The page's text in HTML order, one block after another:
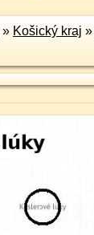
» Košický kraj »